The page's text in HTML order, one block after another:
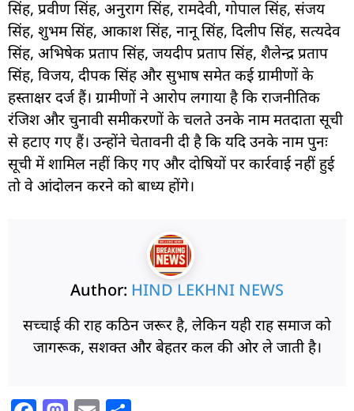
सिंह, प्रवीण सिंह, अनुराग सिंह, रामदेवी, गोपाल सिंह, संजय
सिंह, शुभम सिंह, आकाश सिंह, नानू सिंह, दिलीप सिंह, सत्यदेव
सिंह, अभिषेक प्रताप सिंह, जयदीप प्रताप सिंह, शैलेन्द्र प्रताप
सिंह, विजय, दीपक सिंह और सुभाष समेत कई ग्रामीणों के
हस्ताक्षर दर्ज हैं। ग्रामीणों ने आरोप लगाया है कि राजनीतिक
रंजिश और चुनावी समीकरणों के चलते उनके नाम मतदाता सूची
से हटाए गए हैं। उन्होंने चेतावनी दी है कि यदि उनके नाम पुनः
सूची में शामिल नहीं किए गए और दोषियों पर कार्रवाई नहीं हुई
तो वे आंदोलन करने को बाध्य होंगे।
Author: HIND LEKHNI NEWS
सच्चाई की राह कठिन जरूर है, लेकिन यही राह समाज को
जागरूक, सशक्त और बेहतर कल की ओर ले जाती है।